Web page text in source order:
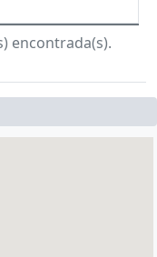
encontrada(s).